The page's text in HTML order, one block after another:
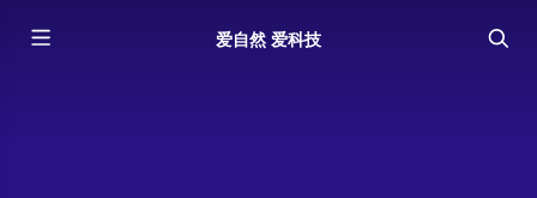
爱自然 爱科技